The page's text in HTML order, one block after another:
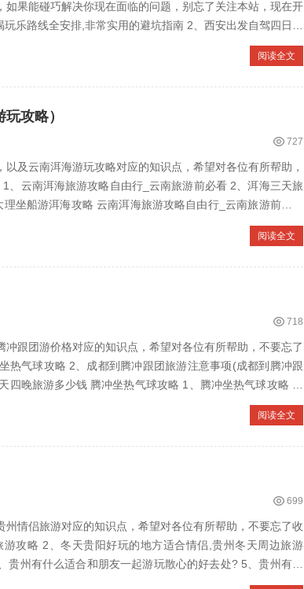
果能碰巧解决你现在面临的问题，别忘了关注本站，现在开
排,非常实用的避坑指南 2、西安出发自驾四日游
阅读全文
攻略）
727
及云南洱海游玩攻略对应的知识点，希望对各位有所帮助，
洱海旅游攻略自由行_云南旅游前必看 2、洱海三天旅
阅读全文
718
跟团游价格对应的知识点，希望对各位有所帮助，不要忘了
注意事项(成都到腾冲跟
阅读全文
699
情侣旅游对应的知识点，希望对各位有所帮助，不要忘了收
冬天周边旅游